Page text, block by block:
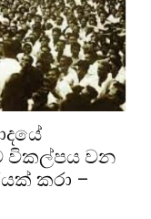
විකල්පය වන
කරා –